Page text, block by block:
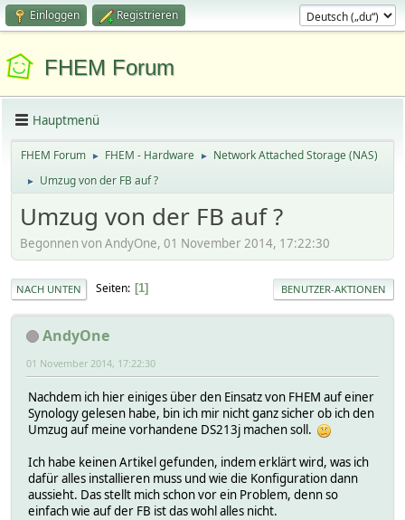
Einloggen Registrieren
FHEM Forum
Hauptmenü
FHEM Forum ► FHEM - Hardware ► Network Attached Storage (NAS)
► Umzug von der FB auf ?
Umzug von der FB auf ?
Begonnen von AndyOne, 01 November 2014, 17:22:30
NACH UNTEN Seiten 1 BENUTZER-AKTIONEN
AndyOne
01 November 2014, 17:22:30
Nachdem ich hier einiges über den Einsatz von FHEM auf einer
Synology gelesen habe, bin ich mir nicht ganz sicher ob ich den
Umzug auf meine vorhandene DS213j machen soll.
Ich habe keinen Artikel gefunden, indem erklärt wird, was ich
dafür alles installieren muss und wie die Konfiguration dann
aussieht. Das stellt mich schon vor ein Problem, denn so
einfach wie auf der FB ist das wohl alles nicht.